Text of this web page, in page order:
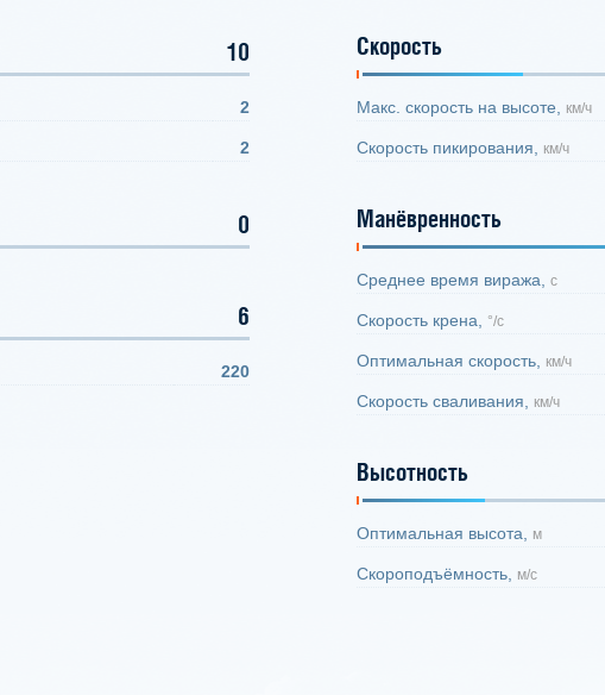
10
2
2
0
6
220
Скорость
Макс. скорость на высоте, км/ч
Скорость пикирования, км/ч
Манёвренность
Среднее время виража, с
Скорость крена, °/с
Оптимальная скорость, км/ч
Скорость сваливания, км/ч
Высотность
Оптимальная высота, м
Скороподъёмность, м/с